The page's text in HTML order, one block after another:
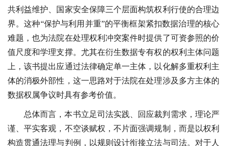
共利益维护、国家安全保障三个层面构筑权利行使的合理边
界。这种“保护与利用并重”的平衡框架紧扣数据治理的核心
难题，也为法院在处理权利冲突案件时提供了可资参照的价
值尺度和学理支撑。尤其在衍生数据专有权的权利主体问题
上，该书提出应通过法律确定单一主体，以化解多重权利主
体的消极外部性，这一思路对于法院在处理涉及多方主体的
数据权属争议时具有参考价值。
总体而言，本书立足司法实践、回应裁判需求，理论严
谨、平实客观，不空谈赋权，不片面强调规制，而是以权利
构造贯通法理与判例，以规则设计衔接立法与司法。对于人